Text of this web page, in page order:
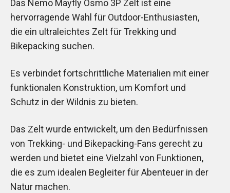
Das Nemo Mayfly Osmo 3P Zelt ist eine
hervorragende Wahl für Outdoor-Enthusiasten,
die ein ultraleichtes Zelt für Trekking und
Bikepacking suchen.
Es verbindet fortschrittliche Materialien mit einer
funktionalen Konstruktion, um Komfort und
Schutz in der Wildnis zu bieten.
Das Zelt wurde entwickelt, um den Bedürfnissen
von Trekking- und Bikepacking-Fans gerecht zu
werden und bietet eine Vielzahl von Funktionen,
die es zum idealen Begleiter für Abenteuer in der
Natur machen.